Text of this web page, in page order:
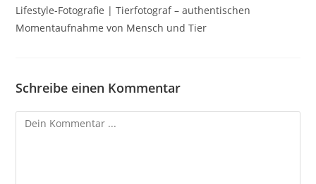
Lifestyle-Fotografie | Tierfotograf – authentischen
Momentaufnahme von Mensch und Tier
Schreibe einen Kommentar